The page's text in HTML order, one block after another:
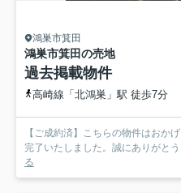
鴻巣市箕田
鴻巣市箕田の売地
過去掲載物件
高崎線「北鴻巣」駅 徒歩7分
【ご成約済】こちらの物件はおか
完了いたしました。誠にありがと
る